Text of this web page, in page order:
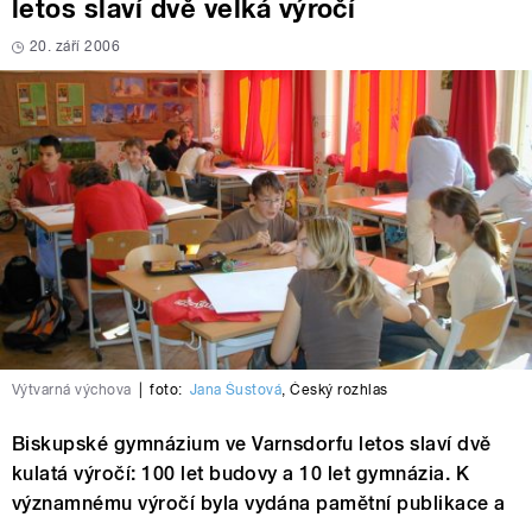
letos slaví dvě velká výročí
20. září 2006
Výtvarná výchova foto: Jana Šustová,Český rozhlas
Biskupské gymnázium ve Varnsdorfu letos slaví dvě
kulatá výročí: 100 let budovy a 10 let gymnázia. K
významnému výročí byla vydána pamětní publikace a